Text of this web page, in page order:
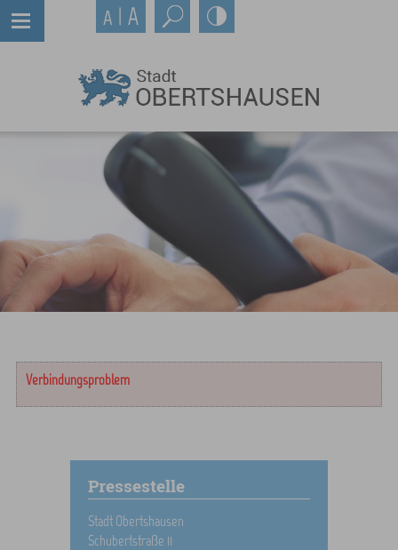
Verbindungsproblem
Pressestelle
Stadt Obertshausen
Schubertstraße 11